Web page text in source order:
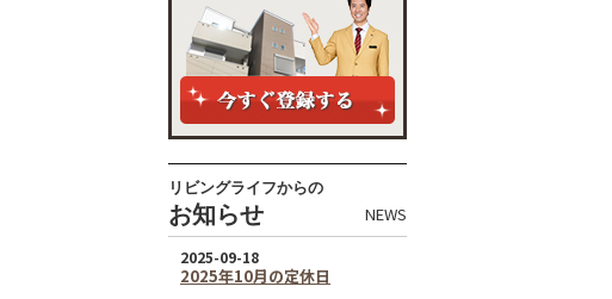
リビングライフからの
お知らせ NEWS